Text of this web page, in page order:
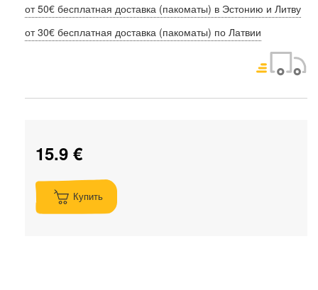
от 50€ бесплатная доставка (пакоматы) в Эстонию и Литву
от 30€ бесплатная доставка (пакоматы) по Латвии
15.9 €
Купить